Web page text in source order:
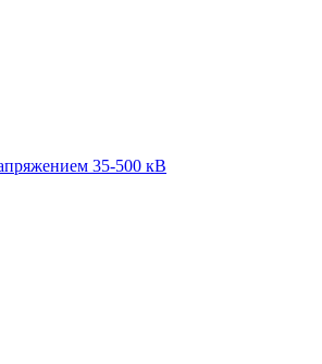
35-500 кВ